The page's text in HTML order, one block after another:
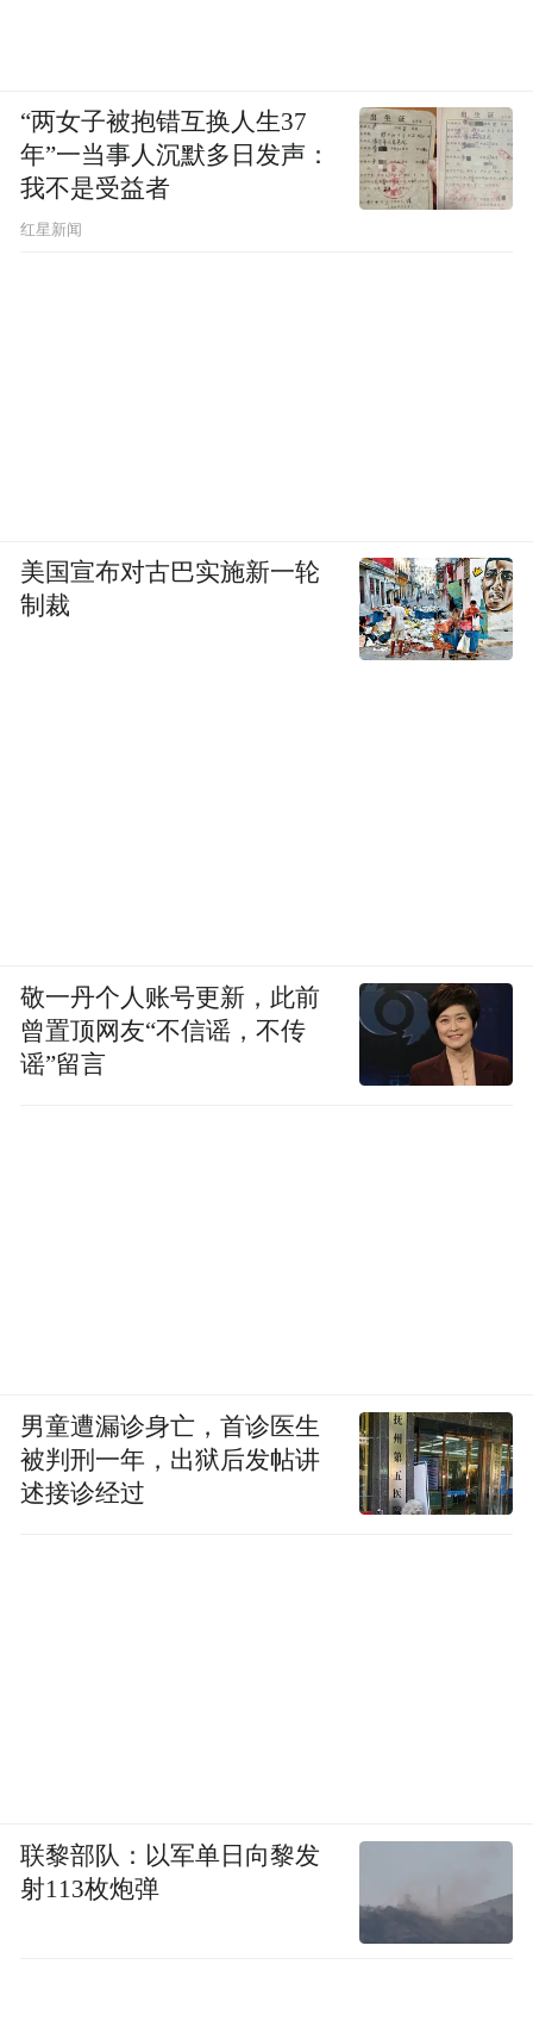
“两女子被抱错互换人生37
年”一当事人沉默多日发声：
我不是受益者
红星新闻
美国宣布对古巴实施新一轮
制裁
敬一丹个人账号更新，此前
曾置顶网友“不信谣，不传
谣”留言
男童遭漏诊身亡，首诊医生
被判刑一年，出狱后发帖讲
述接诊经过
联黎部队：以军单日向黎发
射113枚炮弹